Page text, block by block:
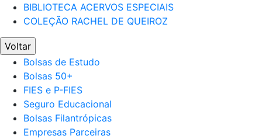
BIBLIOTECA ACERVOS ESPECIAIS
COLEÇÃO RACHEL DE QUEIROZ
Voltar
Bolsas de Estudo
Bolsas 50+
FIES e P-FIES
Seguro Educacional
Bolsas Filantrópicas
Empresas Parceiras